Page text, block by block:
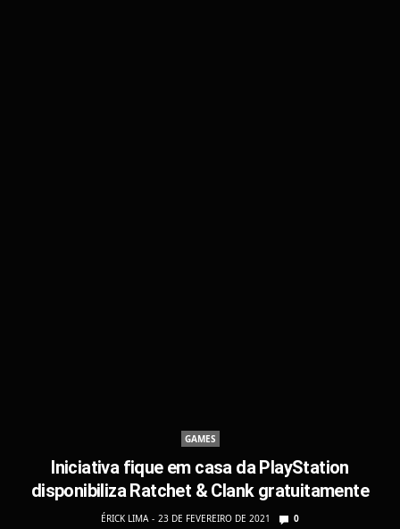
GAMES
Iniciativa fique em casa da PlayStation
disponibiliza Ratchet & Clank gratuitamente
ÉRICK LIMA 23 DE FEVEREIRO DE 2021 0